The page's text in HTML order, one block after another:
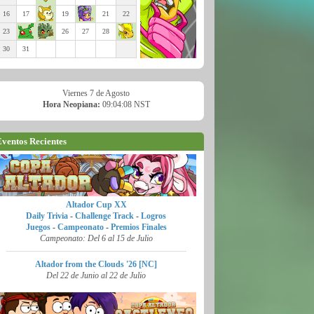
16 17 19 21 22
23 26 27 28
30 31
Viernes 7 de Agosto
Hora Neopiana: 09:04:10 NST
Recientes
Altador Cup XX
Daily Trivia -Challenge Track -Logros
Juegos- Campeonato- Premios Finales
Campeonato: Del 6 al 15 de Julio
Altador from the Clouds '26 [NC]
Del 22 de Junio al 22 de Julio